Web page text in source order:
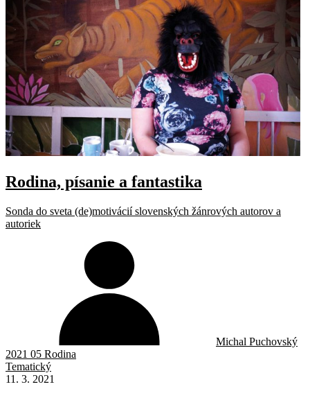
Rodina, písanie a fantastika
Sonda do sveta (de)motivácií slovenských žánrových autorov a
autoriek
Michal Puchovský
2021 05 Rodina
Tematický
11. 3. 2021